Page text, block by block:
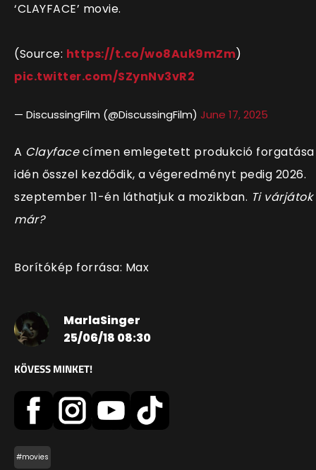
‘CLAYFACE’ movie.
(Source: https://t.co/wo8Auk9mZm)
pic.twitter.com/SZynNv3vR2
— DiscussingFilm (@DiscussingFilm) June 17, 2025
A Clayfacecímen emlegetett produkció forgatása
idén ősszel kezdődik, a végeredményt pedig 2026.
szeptember 11-én láthatjuk a mozikban. Ti várjátok
már?
Borítókép forrása: Max
MarlaSinger
25/06/18 08:30
KÖVESS MINKET!
#movies